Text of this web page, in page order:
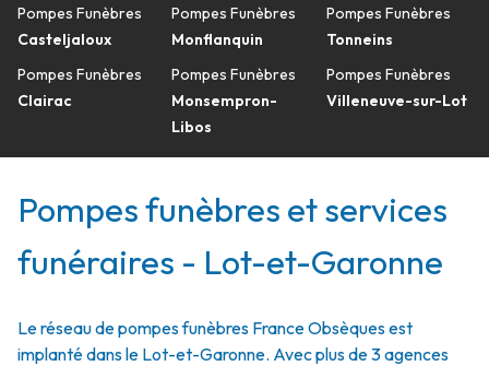
Pompes Funèbres
Casteljaloux
Pompes Funèbres
Clairac
Pompes Funèbres
Monflanquin
Pompes Funèbres
Monsempron-
Libos
Pompes Funèbres
Tonneins
Pompes Funèbres
Villeneuve-sur-Lot
Pompes funèbres et services
funéraires - Lot-et-Garonne
Le réseau de pompes funèbres France Obsèques est
implanté dans le Lot-et-Garonne. Avec plus de 3 agences